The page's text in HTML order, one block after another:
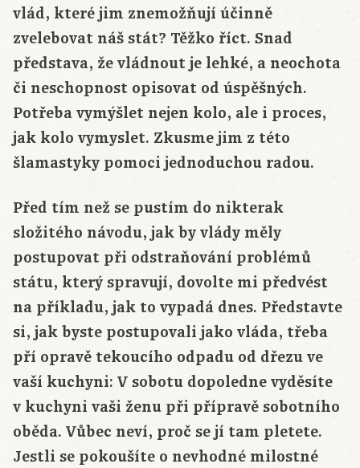
vlád, které jim znemožňují účinně
zvelebovat náš stát? Těžko říct. Snad
představa, že vládnout je lehké, a neochota
či neschopnost opisovat od úspěšných.
Potřeba vymýšlet nejen kolo, ale i proces,
jak kolo vymyslet. Zkusme jim z této
šlamastyky pomoci jednoduchou radou.
Před tím než se pustím do nikterak
složitého návodu, jak by vlády měly
postupovat při odstraňování problémů
státu, který spravují, dovolte mi předvést
na příkladu, jak to vypadá dnes. Představte
si, jak byste postupovali jako vláda, třeba
pří opravě tekoucího odpadu od dřezu ve
vaší kuchyni: V sobotu dopoledne vyděsíte
v kuchyni vaši ženu při přípravě sobotního
oběda. Vůbec neví, proč se jí tam pletete.
Jestli se pokoušíte o nevhodné milostné